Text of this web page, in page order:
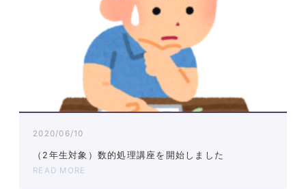
2020/06/10
（2年生対象）数的処理講座を開始しました
READ MORE